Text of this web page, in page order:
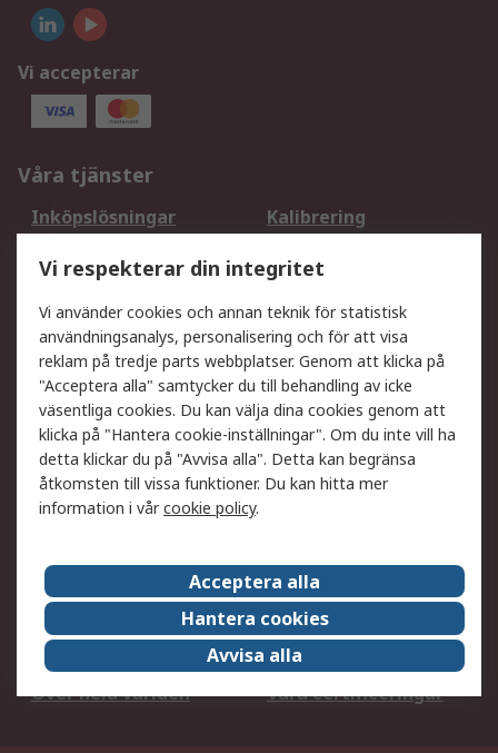
Vi accepterar
Våra tjänster
Inköpslösningar
Kalibrering
DesignSpark
Teknisk Support
Ditt lokala säljteam
Exportlösningar
Support
Få hjälp
Retur av varor
Leverans
Spåra din order
Begär en fakturakopi
Fördelar med RS-konto
Betalningsalternativ
Om RS
Försäljningsvillkor
Det juridiska
Press Centre
Jobba hos RS
ESG
Över hela världen
Våra certificeringar
Vi respekterar din integritet
Vi använder cookies och annan teknik för statistisk
användningsanalys, personalisering och för att visa
reklam på tredje parts webbplatser. Genom att klicka på
"Acceptera alla" samtycker du till behandling av icke
väsentliga cookies. Du kan välja dina cookies genom att
klicka på "Hantera cookie-inställningar". Om du inte vill ha
detta klickar du på "Avvisa alla". Detta kan begränsa
åtkomsten till vissa funktioner. Du kan hitta mer
information i vårcookie policy.
Acceptera alla
Hantera cookies
Avvisa alla